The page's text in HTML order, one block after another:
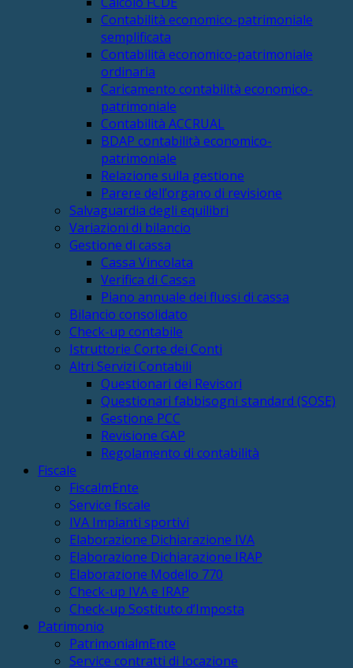
Contabilità economico-patrimoniale
semplificata
Contabilità economico-patrimoniale
ordinaria
Caricamento contabilità economico-
patrimoniale
Contabilità ACCRUAL
BDAP contabilità economico-
patrimoniale
Relazione sulla gestione
Parere dell’organo di revisione
Salvaguardia degli equilibri
Variazioni di bilancio
Gestione di cassa
Cassa Vincolata
Verifica di Cassa
Piano annuale dei flussi di cassa
Bilancio consolidato
Check-up contabile
Istruttorie Corte dei Conti
Altri Servizi Contabili
Questionari dei Revisori
Questionari fabbisogni standard (SOSE)
Gestione PCC
Revisione GAP
Regolamento di contabilità
Fiscale
FiscalmEnte
Service fiscale
IVA Impianti sportivi
Elaborazione Dichiarazione IVA
Elaborazione Dichiarazione IRAP
Elaborazione Modello 770
Check-up IVA e IRAP
Check-up Sostituto d’Imposta
Patrimonio
PatrimonialmEnte
Service contratti di locazione